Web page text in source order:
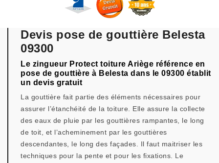
Devis pose de gouttière Belesta
09300
Le zingueur Protect toiture Ariège référence en
pose de gouttière à Belesta dans le 09300 établit
un devis gratuit
La gouttière fait partie des éléments nécessaires pour
assurer l’étanchéité de la toiture. Elle assure la collecte
des eaux de pluie par les gouttières rampantes, le long
de toit, et l’acheminement par les gouttières
descendantes, le long des façades. Il faut maitriser les
techniques pour la pente et pour les fixations. Le